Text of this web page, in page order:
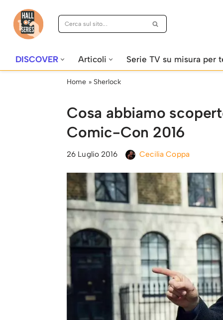
Vai
DISCOVER Articoli Serie TV su misura per
Home » Sherlock
Cosa abbiamo
Comic-Con 2016
26 Luglio 2016 Cecilia Coppa